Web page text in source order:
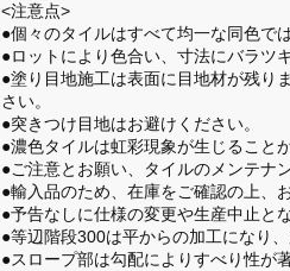
<注意点>
●個々のタイルはすべて均一な同色で
●ロットにより色合い、寸法にバラツ
●塗り目地施工は表面に目地材が残り
さい。
●突きつけ目地はお避けください。
●濃色タイルは虹彩現象が生じること
●ご注意とお願い、タイルのメンテナ
●輸入品のため、在庫をご確認の上、
●予告なしに仕様の変更や生産中止と
●等辺階段300は平からの加工になり
●スロープ部は勾配によりすべり性が